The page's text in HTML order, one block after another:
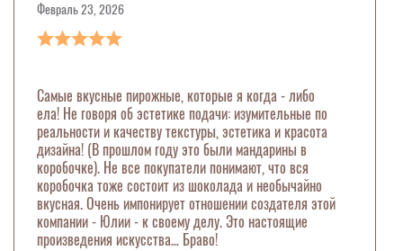
Февраль 23, 2026
Самые вкусные пирожные, которые я когда - либо
ела! Не говоря об эстетике подачи: изумительные по
реальности и качеству текстуры, эстетика и красота
дизайна! (В прошлом году это были мандарины в
коробочке). Не все покупатели понимают, что вся
коробочка тоже состоит из шоколада и необычайно
вкусная. Очень импонирует отношении создателя этой
компании - Юлии - к своему делу. Это настоящие
произведения искусства… Браво!